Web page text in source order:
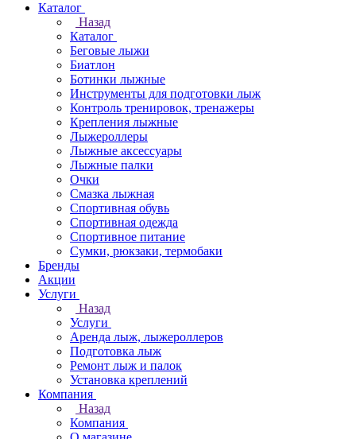
Каталог
Назад
Каталог
Беговые лыжи
Биатлон
Ботинки лыжные
Инструменты для подготовки лыж
Контроль тренировок, тренажеры
Крепления лыжные
Лыжероллеры
Лыжные аксессуары
Лыжные палки
Очки
Смазка лыжная
Спортивная обувь
Спортивная одежда
Спортивное питание
Сумки, рюкзаки, термобаки
Бренды
Акции
Услуги
Назад
Услуги
Аренда лыж, лыжероллеров
Подготовка лыж
Ремонт лыж и палок
Установка креплений
Компания
Назад
Компания